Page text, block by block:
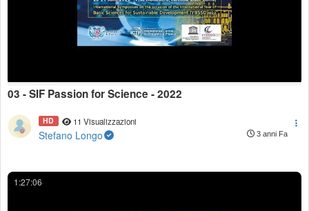
03 - SIF Passion for Science - 2022
HD 11 Visualizzazioni
Stefano Longo 3 anni Fa
1:27:06